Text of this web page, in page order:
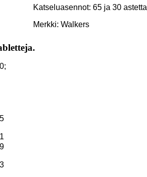
Katseluasennot: 65 ja 30 astetta
Merkki: Walkers